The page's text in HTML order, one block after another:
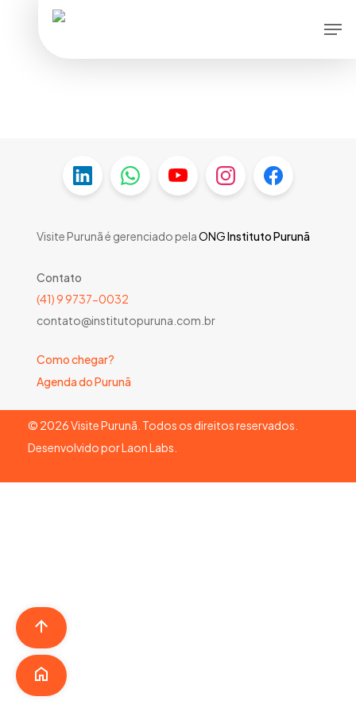
Visite Purunã é gerenciado pelaONGInstituto Purunã
Contato
(41) 9 9737-0032
contato@institutopuruna.com.br
Como chegar?
Agenda do Purunã
© 2026Visite Purunã. Todos os direitos reservados.
Desenvolvido porLaon Labs